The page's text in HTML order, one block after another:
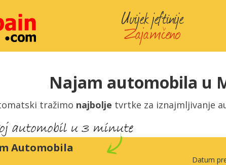
Najam automobila u
tražimo najbolje tvrtke za iznajmljivanje
Automobila
Datum